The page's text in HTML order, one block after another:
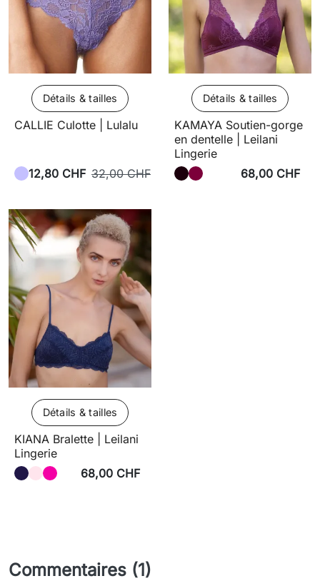
Détails & tailles
CALLIE Culotte | Lulalu
12,80 CHF 32,00 CHF
Détails & tailles
KAMAYA Soutien-gorge
en dentelle | Leilani
Lingerie
68,00 CHF
Détails & tailles
KIANA Bralette | Leilani
Lingerie
68,00 CHF
Commentaires (1)